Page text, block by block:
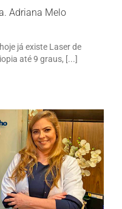
Adriana Melo
já existe Laser de
até 9 graus, [...]